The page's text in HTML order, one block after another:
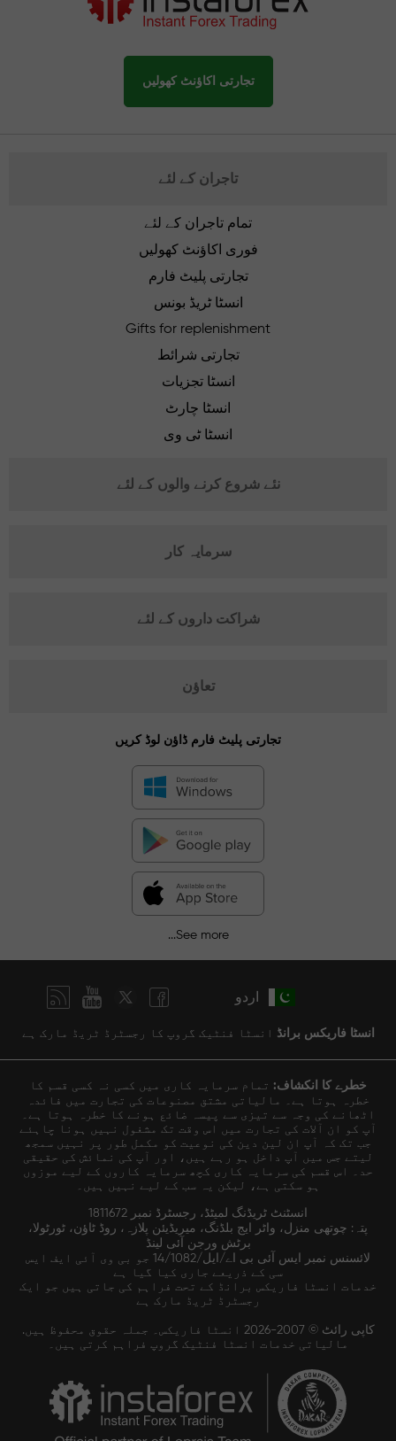
تجارتی اکاؤنٹ کھولیں
تاجران کے لئے
تمام تاجران کے لئے
فوری اکاؤنٹ کھولیں
تجارتی پلیٹ فارم
انسٹا ٹریڈ بونس
Gifts for replenishment
تجارتی شرائط
انسٹا تجزیات
انسٹا چارٹ
انسٹا ٹی وی
نئے شروع کرنے والوں کے لئے
سرمایہ کار
شراکت داروں کے لئے
تعاؤن
تجارتی پلیٹ فارم ڈاؤن لوڈ کریں
See more...
اردو
انسٹا فاریکس برانڈ انسٹا فنٹیک گروپ کا رجسٹرڈ ٹریڈ مارک ہے
خطرے کا انکشاف: تمام سرمایہ کاری میں کسی نہ کسی قسم کا
خطرہ ہوتا ہے۔ مالیاتی مشتق مصنوعات کی تجارت میں فائدہ
اٹھانے کی وجہ سے تیزی سے پیسہ ضائع ہونے کا خطرہ ہوتا ہے۔
آپ کو ان آلات کی تجارت میں اس وقت تک مشغول نہیں ہونا چاہئے
جب تک کہ آپ ان لین دین کی نوعیت کو مکمل طور پر نہیں سمجھ
لیتے جس میں آپ داخل ہو رہے ہیں، اور آپ کی نمائش کی حقیقی
حد۔ اس قسم کی سرمایہ کاری کچھ سرمایہ کاروں کے لیے موزوں
ہو سکتی ہے، لیکن یہ سب کے لیے نہیں ہیں۔
انسٹنٹ ٹریڈنگ لمیٹڈ، رجسٹرڈ نمبر 1811672
پتہ: چوتھی منزل، واٹر ایج بلڈنگ، میریڈیئن پلازہ، روڈ ٹاؤن، ٹورٹولا،
برٹش ورجن آئی لینڈ
لائسنس نمبر ایس آئی بی اے/ایل/14/1082 جو بی وی آئی ایف ایس
سی کے ذریعے جاری کیا گیا ہے
خدمات انسٹا فاریکس برانڈ کے تحت فراہم کی جاتی ہیں جو ایک
رجسٹرڈ ٹریڈ مارک ہے
کاپی رائٹ © 2007-2026 انسٹا فاریکس۔ جملہ حقوق محفوظ ہیں.
مالیاتی خدمات انسٹا فنٹیک گروپ فراہم کرتی ہیں۔